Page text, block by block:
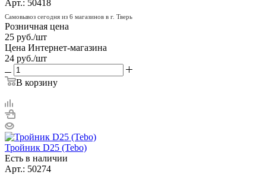
Арт.: 50418
Самовывоз сегодня из 6 магазинов в г. Тверь
Розничная цена
25 руб./шт
Цена Интернет-магазина
24 руб./шт
В корзину
Тройник D25 (Tebo)
Есть в наличии
Арт.: 50274